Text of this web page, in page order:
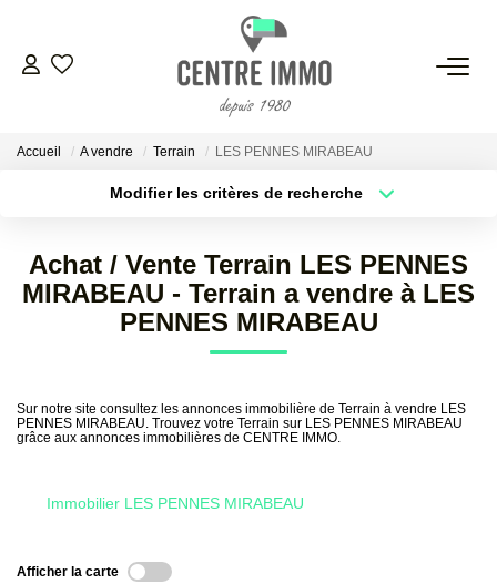
VENTES
ESTIMATION
NOS AGENCES
CONTACT
Accueil A vendre Terrain LES PENNES MIRABEAU
Modifier les critères de recherche
Surface min
Plus de critères Créer une alerte
Achat / Vente Terrain LES PENNES
MIRABEAU - Terrain a vendre à LES
PENNES MIRABEAU
Sur notre site consultez les annonces immobilière de Terrain à vendre LES
PENNES MIRABEAU. Trouvez votre Terrain sur LES PENNES MIRABEAU
grâce aux annonces immobilières de CENTRE IMMO.
Immobilier LES PENNES MIRABEAU
Afficher la carte